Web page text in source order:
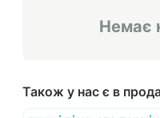
Немає
Також у нас є в